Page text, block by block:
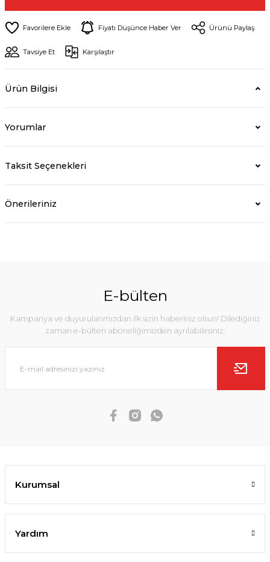
Fiyatı Düşünce Haber Ver Ürünü Paylaş
Tavsiye Et Karşılaştır
Ürün Bilgisi
Yorumlar
Taksit Seçenekleri
Önerileriniz
E-bülten
Kampanya ve duyurularımızdan ilk sizin haberiniz olsun! Dilediğiniz
zaman e-bülten aboneliğimizden ayrılabilirsiniz.
Kurumsal
Yardım